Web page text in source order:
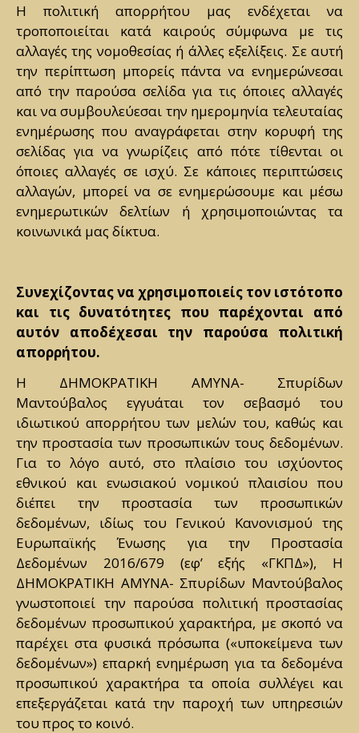
Η πολιτική απορρήτου μας ενδέχεται να
τροποποιείται κατά καιρούς σύμφωνα με τις
αλλαγές της νομοθεσίας ή άλλες εξελίξεις. Σε αυτή
την περίπτωση μπορείς πάντα να ενημερώνεσαι
από την παρούσα σελίδα για τις όποιες αλλαγές
και να συμβουλεύεσαι την ημερομηνία τελευταίας
ενημέρωσης που αναγράφεται στην κορυφή της
σελίδας για να γνωρίζεις από πότε τίθενται οι
όποιες αλλαγές σε ισχύ. Σε κάποιες περιπτώσεις
αλλαγών, μπορεί να σε ενημερώσουμε και μέσω
ενημερωτικών δελτίων ή χρησιμοποιώντας τα
κοινωνικά μας δίκτυα.
Συνεχίζοντας να χρησιμοποιείς τον ιστότοπο
και τις δυνατότητες που παρέχονται από
αυτόν αποδέχεσαι την παρούσα πολιτική
απορρήτου.
Η ΔΗΜΟΚΡΑΤΙΚΗ ΑΜΥΝΑ- Σπυρίδων
Μαντούβαλος εγγυάται τον σεβασμό του
ιδιωτικού απορρήτου των μελών του, καθώς και
την προστασία των προσωπικών τους δεδομένων.
Για το λόγο αυτό, στο πλαίσιο του ισχύοντος
εθνικού και ενωσιακού νομικού πλαισίου που
διέπει την προστασία των προσωπικών
δεδομένων, ιδίως του Γενικού Κανονισμού της
Ευρωπαϊκής Ένωσης για την Προστασία
Δεδομένων 2016/679 (εφ’ εξής «ΓΚΠΔ»), Η
ΔΗΜΟΚΡΑΤΙΚΗ ΑΜΥΝΑ- Σπυρίδων Μαντούβαλος
γνωστοποιεί την παρούσα πολιτική προστασίας
δεδομένων προσωπικού χαρακτήρα, με σκοπό να
παρέχει στα φυσικά πρόσωπα («υποκείμενα των
δεδομένων») επαρκή ενημέρωση για τα δεδομένα
προσωπικού χαρακτήρα τα οποία συλλέγει και
επεξεργάζεται κατά την παροχή των υπηρεσιών
του προς το κοινό.